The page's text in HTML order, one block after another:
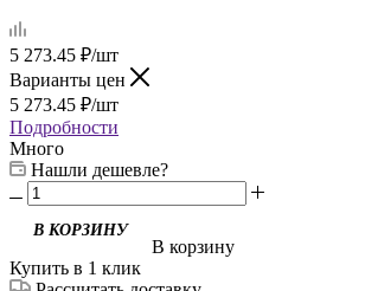
5 273.45 ₽/шт
Варианты цен
5 273.45 ₽/шт
Подробности
Много
Нашли дешевле?
В корзину
Купить в 1 клик